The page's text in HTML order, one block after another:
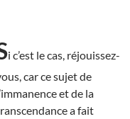
i c’est le cas, réjouissez-
car ce sujet de
et de la
a fait